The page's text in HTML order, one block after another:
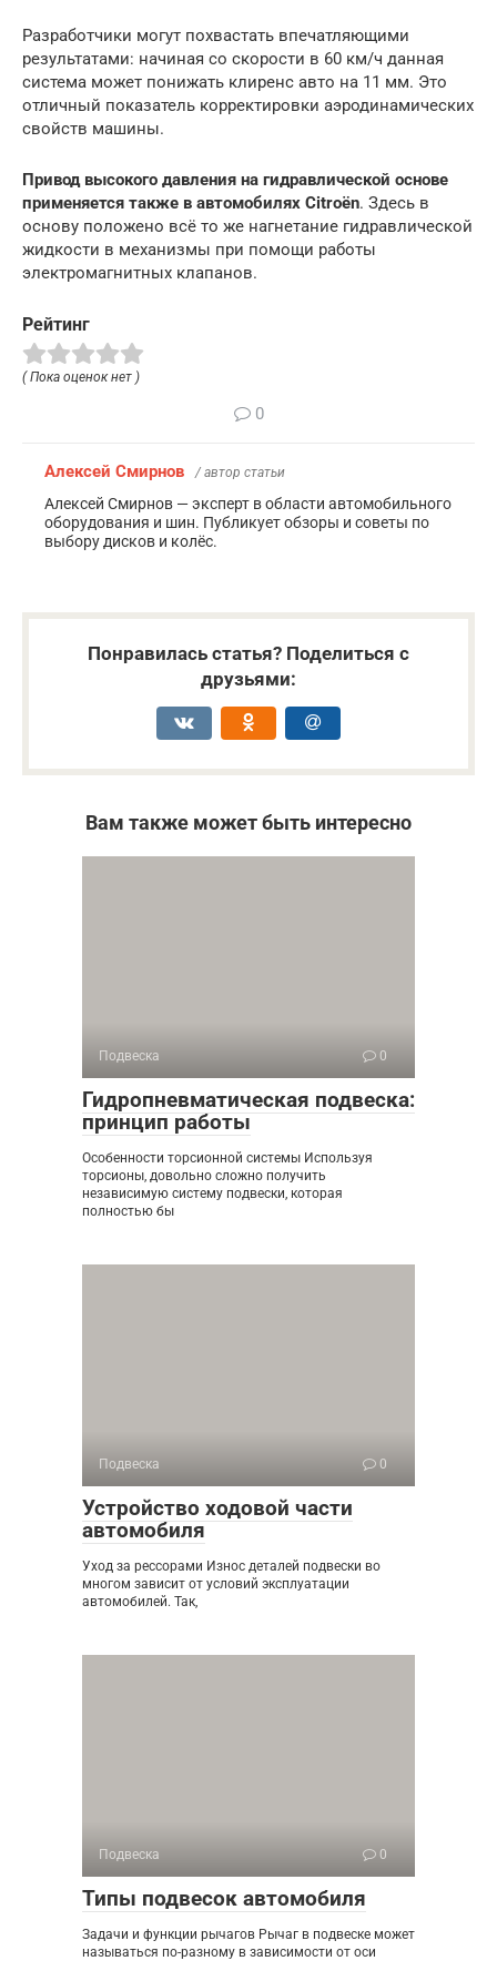
Разработчики могут похвастать впечатляющими
результатами: начиная со скорости в 60 км/ч данная
система может понижать клиренс авто на 11 мм. Это
отличный показатель корректировки аэродинамических
свойств машины.
Привод высокого давления на гидравлической основе
применяется также в автомобилях Citroёn. Здесь в
основу положено всё то же нагнетание гидравлической
жидкости в механизмы при помощи работы
электромагнитных клапанов.
Рейтинг
( Пока оценок нет )
0
Алексей Смирнов / автор статьи
Алексей Смирнов — эксперт в области автомобильного
оборудования и шин. Публикует обзоры и советы по
выбору дисков и колёс.
Понравилась статья? Поделиться с
друзьями:
Вам также может быть интересно
Подвеска 0
Гидропневматическая подвеска:
принцип работы
Особенности торсионной системы Используя
торсионы, довольно сложно получить
независимую систему подвески, которая
полностью бы
Подвеска 0
Устройство ходовой части
автомобиля
Уход за рессорами Износ деталей подвески во
многом зависит от условий эксплуатации
автомобилей. Так,
Подвеска 0
Типы подвесок автомобиля
Задачи и функции рычагов Рычаг в подвеске может
называться по-разному в зависимости от оси